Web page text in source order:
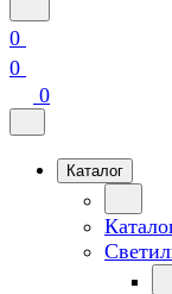
0
0
0
Каталог